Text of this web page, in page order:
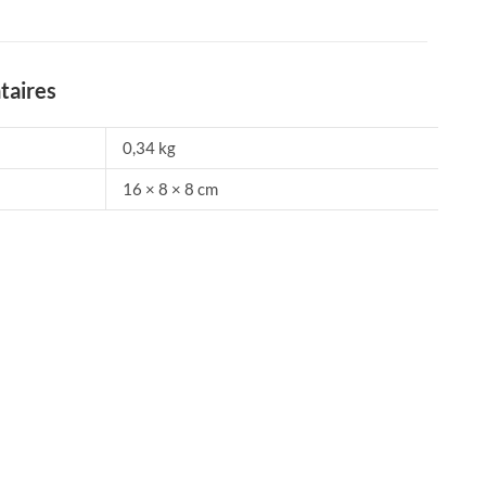
0,34 kg
16 × 8 × 8 cm